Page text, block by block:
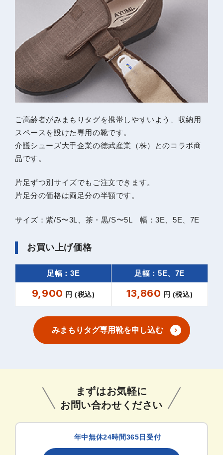
ご高齢者がみまもりタグを携帯しやすいよう、収納用
スペースを設けた専用の靴です。
介護シューズ大手企業の徳武産業（株）とのコラボ商
品です。
片足ずつ別サイズでもご注文できます。
片足分の価格は両足分の半額です。
サイズ：紫/S〜3L、茶・黒/S〜5L 幅：3E、5E、7E
お買い上げ価格
足幅：3E
9,900 円 (税込)
足幅：5E、7E
13,860 円 (税込)
みまもりタグ専用靴を申し込む
まずはお気軽に
お問い合わせください
年中無休24時間365日受付